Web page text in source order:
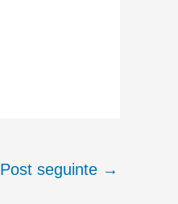
Post seguinte →